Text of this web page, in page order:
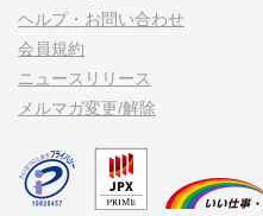
ヘルプ・お問い合わせ
会員規約
ニュースリリース
メルマガ変更/解除